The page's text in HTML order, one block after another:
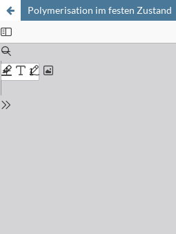
Polymerisation im festen Zustand